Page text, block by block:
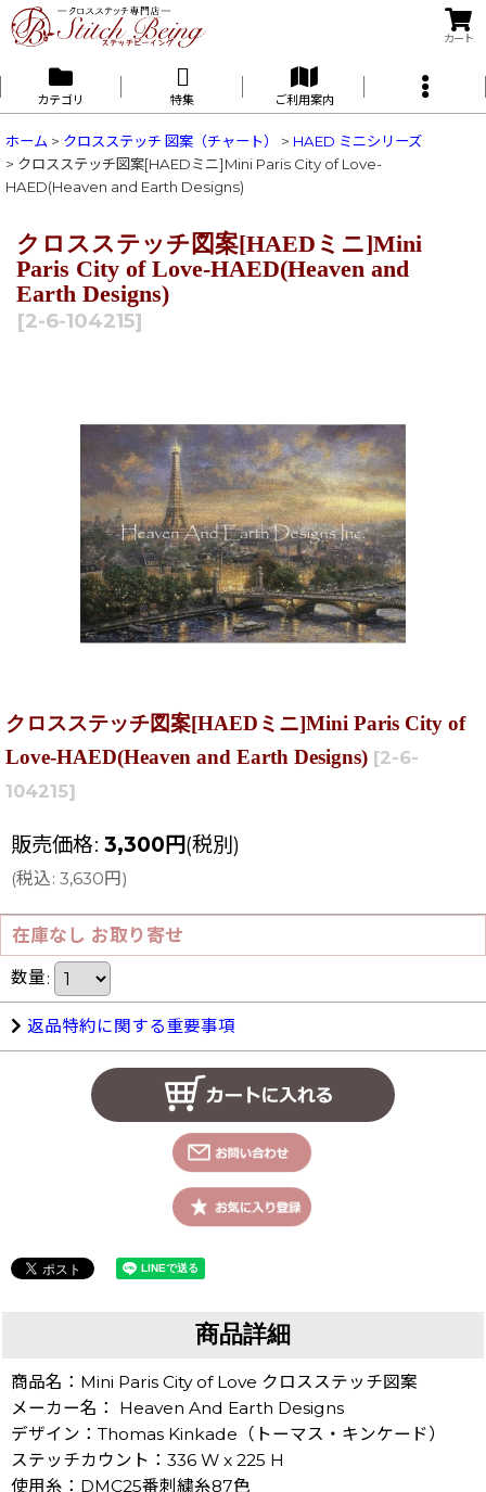
カート
カテゴリ 特集 ご利用案内
ホーム > クロスステッチ 図案（チャート） > HAED ミニシリーズ
> クロスステッチ図案[HAEDミニ]Mini Paris City of Love-
HAED(Heaven and Earth Designs)
クロスステッチ図案[HAEDミニ]Mini
Paris City of Love-HAED(Heaven and
Earth Designs)
[2-6-104215]
クロスステッチ図案[HAEDミニ]Mini Paris City of
Love-HAED(Heaven and Earth Designs) [2-6-
104215]
販売価格: 3,300 円(税別)
(税込: 3,630円 )
在庫なし お取り寄せ
数量:
返品特約に関する重要事項
商品詳細
商品名：Mini Paris City of Love クロスステッチ図案
メーカー名： Heaven And Earth Designs
デザイン：Thomas Kinkade（トーマス・キンケード）
ステッチカウント：336 W x 225 H
使用糸：DMC25番刺繍糸87色